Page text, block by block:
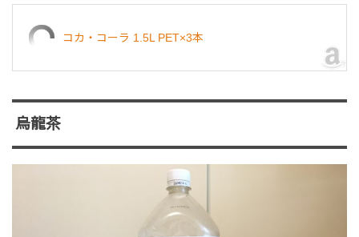
コカ・コーラ 1.5L PET×3本
烏龍茶